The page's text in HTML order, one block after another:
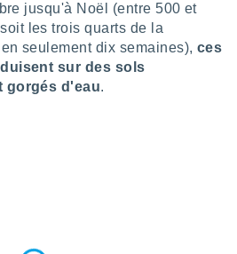
jusqu'à Noël (entre 500 et
les trois quarts de la
seulement dix semaines),ces
sur des sols
gorgés d'eau.